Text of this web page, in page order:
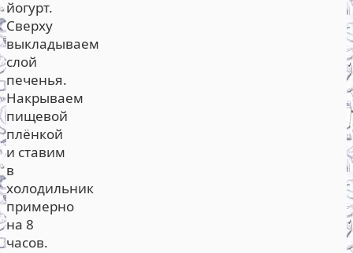
йогурт.
Сверху
выкладываем
слой
печенья.
Накрываем
пищевой
плёнкой
и ставим
в
холодильник
примерно
на 8
часов.